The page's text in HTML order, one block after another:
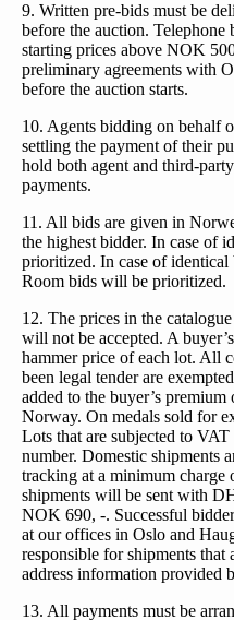
9. Written pre-bids must be
before the auction.
starting prices above NOK
preliminary agreements with
before the auction starts.
10. Agents bidding on behalf
settling the payment of their
hold both agent and third-
payments.
11. All bids are given in
the highest bidder. In case of
prioritized. In case of
Room bids will be prioritized.
12. The prices in the
will not be accepted. A
hammer price of each lot. All
been legal tender are
added to the buyer’s
Norway. On medals sold for
Lots that are subjected to
number. Domestic shipments
tracking at a minimum
shipments will be sent with
NOK 690, -. Successful
at our offices in Oslo and
responsible for shipments
address information provided
13. All payments must be